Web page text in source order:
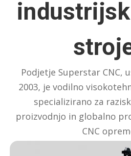
Podjetje Superstar CNC,
2003, je vodilno
specializirano za
proizvodnjo in globalno
CNC